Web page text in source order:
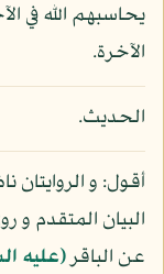
يحاسبهم الله في
الآخرة.
الحديث.
أقول: و الروايتان
البيان المتقدم و
عن الباقر(عليه